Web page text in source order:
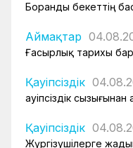
Боранды бекеттің
Аймақтар
Ғасырлық тарихы
Қауіпсіздік
Қауіпсіздік сызығынан
Қауіпсіздік
Жүргізушілерге